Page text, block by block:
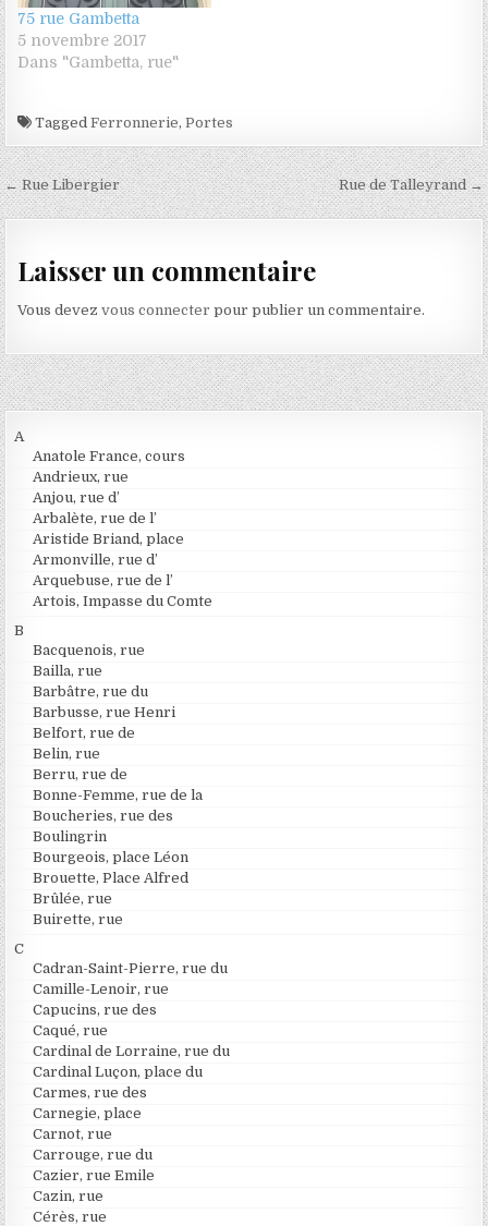
75 rue Gambetta
5 novembre 2017
Dans "Gambetta, rue"
TaggedFerronnerie,Portes
Navigation de l’article Rue de Talleyrand →
← Rue Libergier
Laisser un commentaire
Vous devezvous connecter pour publier un commentaire.
A
Anatole France, cours
Andrieux, rue
Anjou, rue d’
Arbalète, rue de l’
Aristide Briand, place
Armonville, rue d’
Arquebuse, rue de l’
Artois, Impasse du Comte
B
Bacquenois, rue
Bailla, rue
Barbâtre, rue du
Barbusse, rue Henri
Belfort, rue de
Belin, rue
Berru, rue de
Bonne-Femme, rue de la
Boucheries, rue des
Boulingrin
Bourgeois, place Léon
Brouette, Place Alfred
Brûlée, rue
Buirette, rue
C
Cadran-Saint-Pierre, rue du
Camille-Lenoir, rue
Capucins, rue des
Caqué, rue
Cardinal de Lorraine, rue du
Cardinal Luçon, place du
Carmes, rue des
Carnegie, place
Carnot, rue
Carrouge, rue du
Cazier, rue Emile
Cazin, rue
Cérès, rue